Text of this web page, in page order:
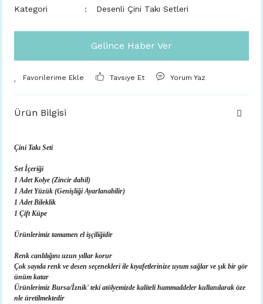
Kategori Desenli Çini Takı Setleri
Gelince Haber Ver
Tavsiye Et Yorum Yaz
Ürün Bilgisi
Çini Takı Seti
Set İçeriği
1 Adet Kolye (Zincir dahil)
1 Adet Yüzük (Genişliği Ayarlanabilir)
1 Adet Bileklik
1 Çift Küpe
Ürünlerimiz tamamen el işçiliğidir
Renk canlılığını uzun yıllar korur
Çok sayıda renk ve desen seçenekleri ile kıyafetlerinize uyum sağlar ve şık bir gör
ünüm katar
Ürünlerimiz Bursa/İznik' teki atölyemizde kaliteli hammaddeler kullanılarak öze
nle üretilmektedir